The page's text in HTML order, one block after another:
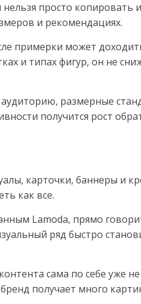
просто копировать
и рекомендациях.
примерки может
и типах фигур, он не
размерные
получится рост
карточки, баннеры и
как все.
Lamoda, прямо
ряд быстро
сама по себе уже не
получает много